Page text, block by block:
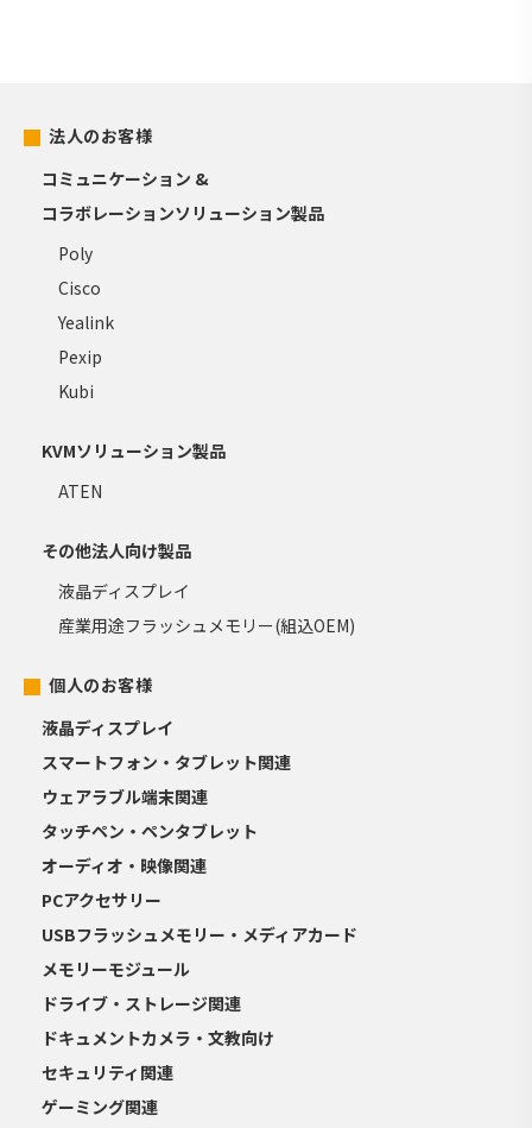
法人のお客様
コミュニケーション &
コラボレーションソリューション製品
Poly
Cisco
Yealink
Pexip
Kubi
KVMソリューション製品
ATEN
その他法人向け製品
液晶ディスプレイ
産業用途フラッシュメモリー(組込OEM)
個人のお客様
液晶ディスプレイ
スマートフォン・タブレット関連
ウェアラブル端末関連
タッチペン・ペンタブレット
オーディオ・映像関連
PCアクセサリー
USBフラッシュメモリー・メディアカード
メモリーモジュール
ドライブ・ストレージ関連
ドキュメントカメラ・文教向け
セキュリティ関連
ゲーミング関連